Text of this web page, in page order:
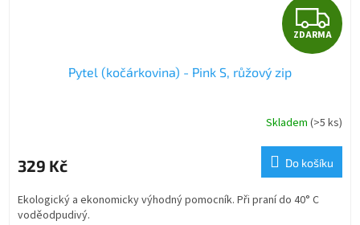
Z
D
R
M
A
ZDARMA
Pytel (kočárkovina) - Pink S, růžový zip
Skladem (>5 ks)
329 Kč Do košíku
Ekologický a ekonomicky výhodný pomocník. Při praní do 40° C
voděodpudivý.